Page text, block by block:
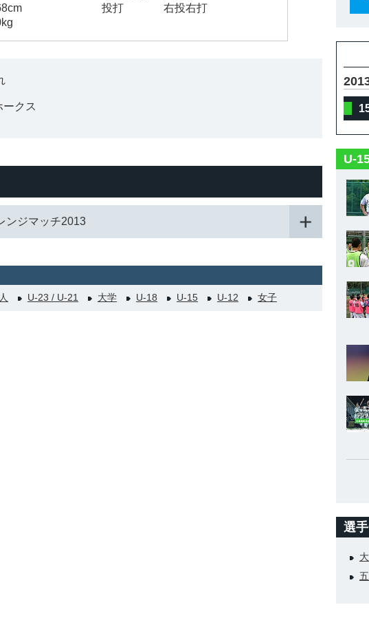
投打
右投右打
クス
ンジマッチ2013
U-23 / U-21 大学 U-18 U-15 U-12 女子
U-
選